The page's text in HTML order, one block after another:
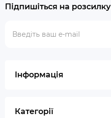
Підпишіться на розсилку
Інформація
Категорії